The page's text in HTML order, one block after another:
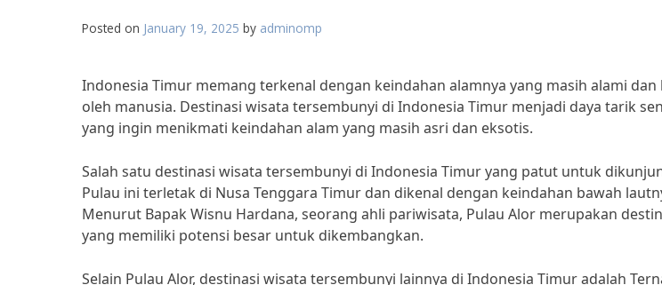
Posted on January 19, 2025 by adminomp
Indonesia Timur memang terkenal dengan keindahan alamnya yang masih alami
oleh manusia. Destinasi wisata tersembunyi di Indonesia Timur menjadi daya tarik
yang ingin menikmati keindahan alam yang masih asri dan eksotis.
Salah satu destinasi wisata tersembunyi di Indonesia Timur yang patut untuk
Pulau ini terletak di Nusa Tenggara Timur dan dikenal dengan keindahan bawah
Menurut Bapak Wisnu Hardana, seorang ahli pariwisata, Pulau Alor merupakan
yang memiliki potensi besar untuk dikembangkan.
Selain Pulau Alor, destinasi wisata tersembunyi lainnya di Indonesia Timur adalah